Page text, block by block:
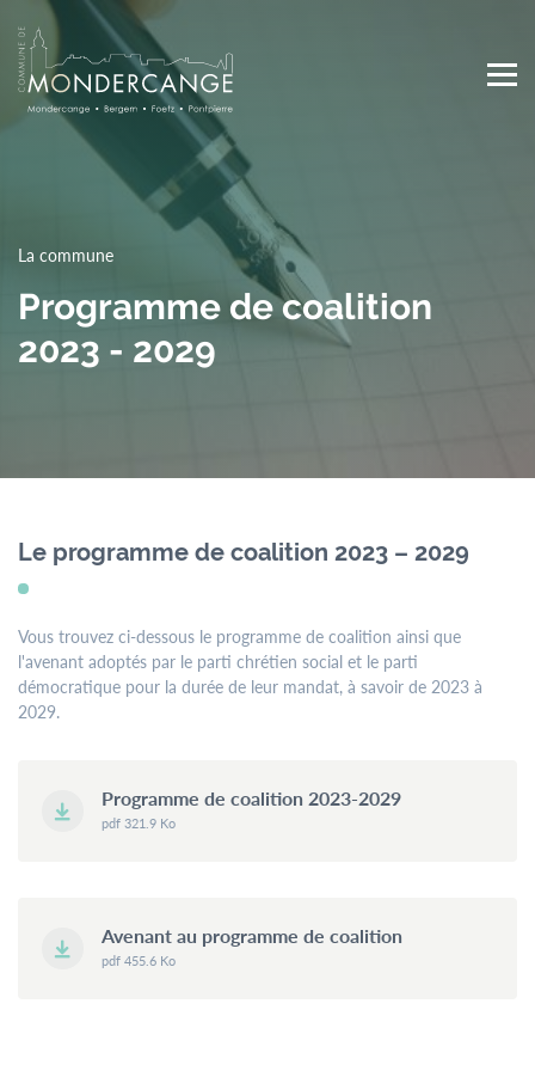
main
content
Main
navigation
menu
Contact
Formulaires Jobs
Mairie de
18, rue Arthur Thinnes
L-3919 Mondercange
Horaires
d’ouverture
La commune
Programme de coalition
2023 - 2029
Le programme de coalition 2023 – 2029
Vous trouvez ci-dessous le programme de coalition ainsi que
l'avenant adoptés par le parti chrétien social et le parti
démocratique pour la durée de leur mandat, à savoir de 2023 à
2029.
Programme de coalition 2023-2029
pdf 321.9 Ko
Avenant au programme de coalition
pdf 455.6 Ko